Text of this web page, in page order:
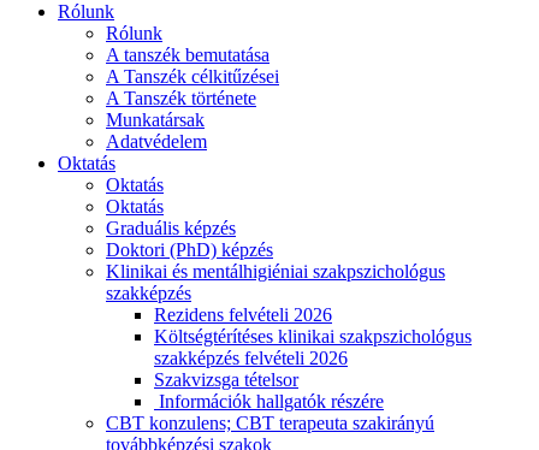
Rólunk
Rólunk
A tanszék bemutatása
A Tanszék célkitűzései
A Tanszék története
Munkatársak
Adatvédelem
Oktatás
Oktatás
Oktatás
Graduális képzés
Doktori (PhD) képzés
Klinikai és mentálhigiéniai szakpszichológus
szakképzés
Rezidens felvételi 2026
Költségtérítéses klinikai szakpszichológus
szakképzés felvételi 2026
Szakvizsga tételsor
Információk hallgatók részére
CBT konzulens; CBT terapeuta szakirányú
továbbképzési szakok